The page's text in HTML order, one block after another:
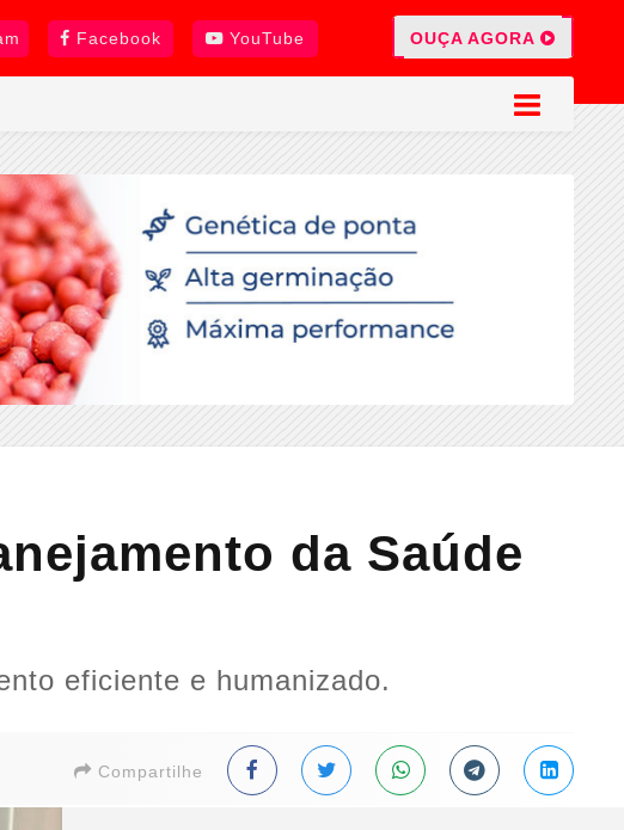
Facebook YouTube OUÇA AGORA
da Saúde
eficiente e humanizado.
Compartilhe